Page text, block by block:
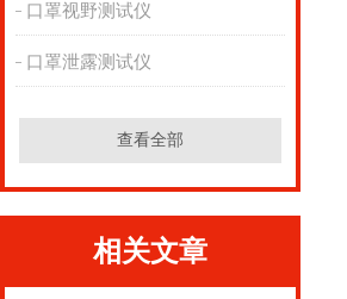
口罩视野测试仪
口罩泄露测试仪
查看全部
相关文章